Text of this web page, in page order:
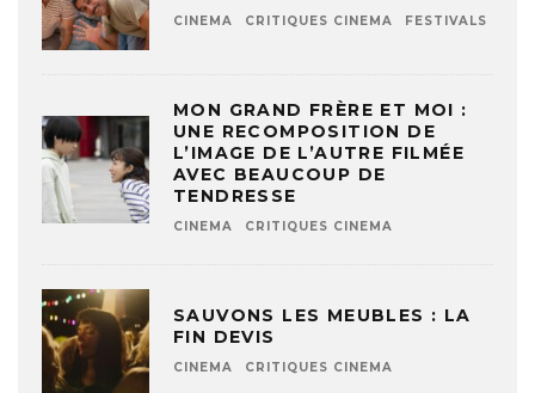
CINEMA CRITIQUES CINEMA FESTIVALS
MON GRAND FRÈRE ET MOI :
UNE RECOMPOSITION DE
L’IMAGE DE L’AUTRE FILMÉE
AVEC BEAUCOUP DE
TENDRESSE
CINEMA CRITIQUES CINEMA
SAUVONS LES MEUBLES : LA
FIN DEVIS
CINEMA CRITIQUES CINEMA